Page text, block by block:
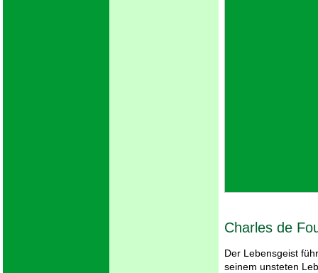
Charles de
Der Lebensgeist
seinem unsteten